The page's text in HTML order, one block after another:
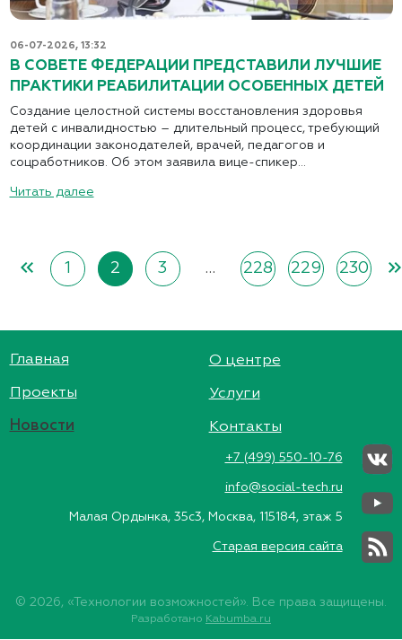
06-07-2026, 13:32
В СОВЕТЕ ФЕДЕРАЦИИ ПРЕДСТАВИЛИ ЛУЧШИЕ
ПРАКТИКИ РЕАБИЛИТАЦИИ ОСОБЕННЫХ ДЕТЕЙ
Создание целостной системы восстановления здоровья
детей с инвалидностью – длительный процесс, требующий
координации законодателей, врачей, педагогов и
соцработников. Об этом заявила вице-спикер...
Читать далее
keyboard_double_arrow_left 1 2 3 … 228 229 230
Главная
Проекты
Новости
О центре
Услуги
Контакты
+7 (499) 550-10-76
info@social-tech.ru
Малая Ордынка, 35с3, Москва, 115184, этаж 5
Старая версия сайта
© 2026, «Технологии возможностей». Все права защищены.
Разработано Kabumba.ru